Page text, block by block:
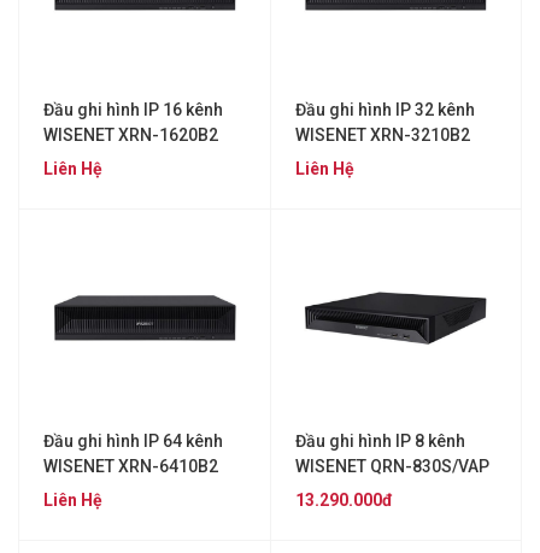
Đầu ghi hình IP 16 kênh
WISENET XRN-1620B2
Liên Hệ
Đầu ghi hình IP 32 kênh
WISENET XRN-3210B2
Liên Hệ
Đầu ghi hình IP 64 kênh
WISENET XRN-6410B2
Liên Hệ
Đầu ghi hình IP 8 kênh
WISENET QRN-830S/VAP
13.290.000đ